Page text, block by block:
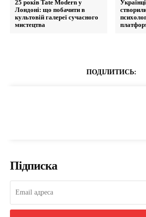
25 років Tate Modern у
Лондоні: що побачити в
культовій галереї сучасного
мистецтва
ПОДІЛИТИСЬ:
Підписка